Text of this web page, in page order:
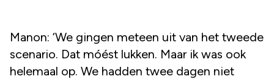
Manon: ‘We gingen meteen uit van het tweede
scenario. Dat móést lukken. Maar ik was ook
helemaal op. We hadden twee dagen niet